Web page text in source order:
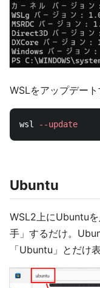
WSLをアップデート
wsl --update
Ubuntu
WSL2上にUbuntu
手」するだけ。
「Ubuntu」とだけ